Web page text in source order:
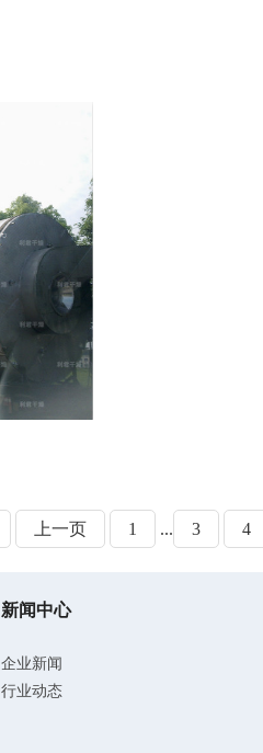
上一页 1 ... 3 4
新闻中心
企业新闻
行业动态